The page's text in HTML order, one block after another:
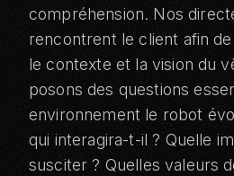
compréhension. Nos
rencontrent le client afin
le contexte et la vision du
posons des questions
environnement le robot
qui interagira-t-il ? Quelle
susciter ? Quelles valeurs